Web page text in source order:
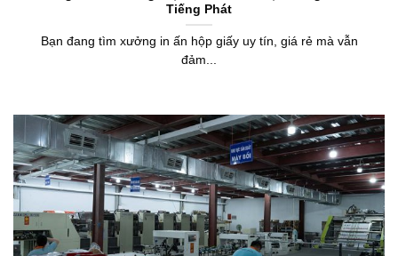
Tiếng Phát
Bạn đang tìm xưởng in ấn hộp giấy uy tín, giá rẻ mà vẫn
đảm...